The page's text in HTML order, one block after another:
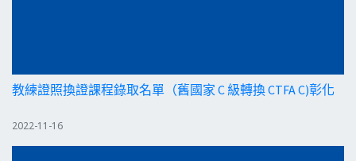
教練證照換證課程錄取名單（舊國家 C 級轉換 CTFA C)彰化
2022-11-16